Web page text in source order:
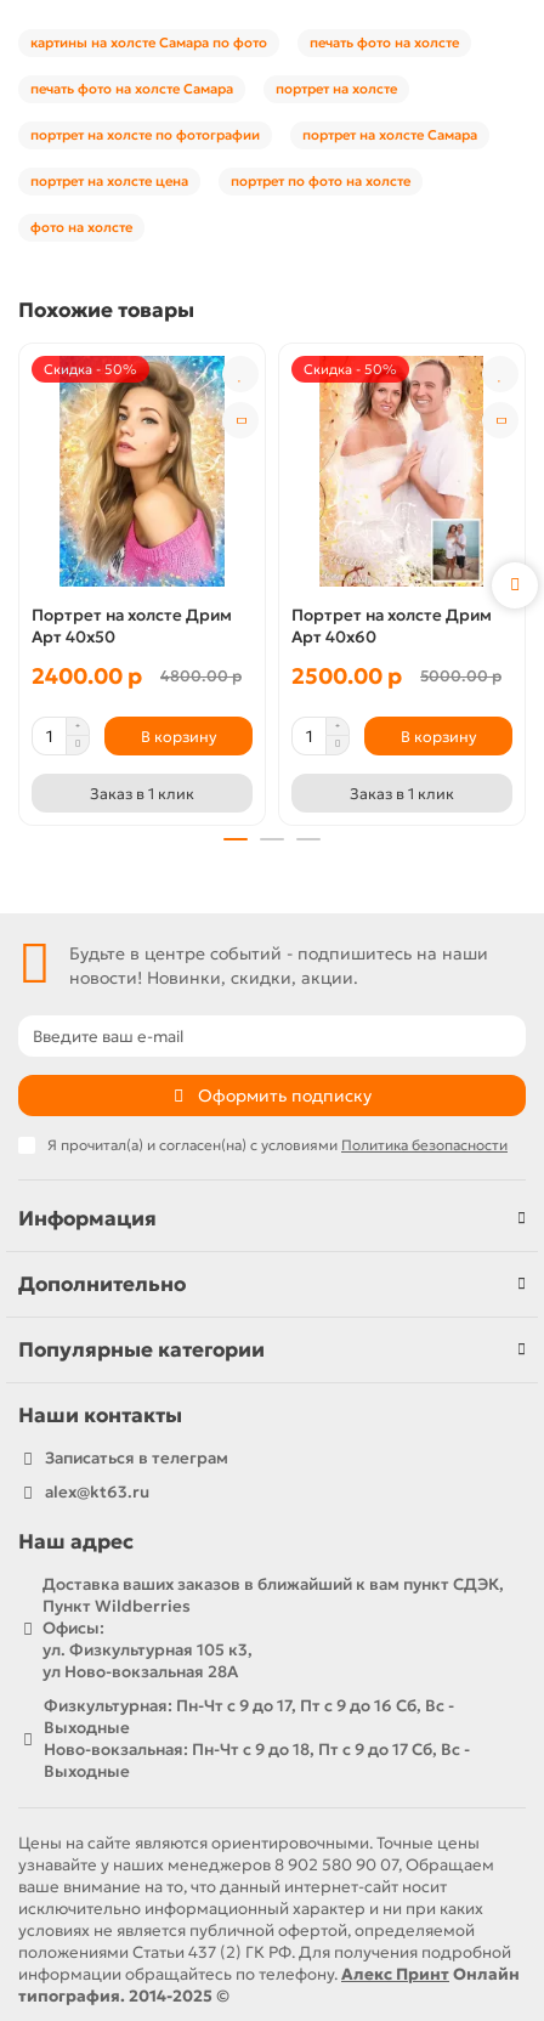
картины на холсте Самара по фото печать фото на холсте
печать фото на холсте Самара портрет на холсте
портрет на холсте по фотографии портрет на холсте Самара
портрет на холсте цена портрет по фото на холсте
фото на холсте
Похожие товары
Скидка - 50%
Портрет на холсте Дрим
Арт 40x50
2400.00 р 4800.00 р
В корзину
Заказ в 1 клик
Скидка - 50%
Портрет на холсте Дрим
Арт 40x60
2500.00 р 5000.00 р
В корзину
Заказ в 1 клик
Будьте в центре событий - подпишитесь на наши
новости! Новинки, скидки, акции.
Оформить подписку
Я прочитал(а) и согласен(на) с условиями Политика безопасности
Информация
Дополнительно
Популярные категории
Наши контакты
Записаться в телеграм
alex@kt63.ru
Наш адрес
Доставка ваших заказов в ближайший к вам пункт СДЭК,
Пункт Wildberries
Офисы:
ул. Физкультурная 105 к3,
ул Ново-вокзальная 28А
Физкультурная: Пн-Чт с 9 до 17, Пт с 9 до 16 Сб, Вс -
Выходные
Ново-вокзальная: Пн-Чт с 9 до 18, Пт с 9 до 17 Сб, Вс -
Выходные
Цены на сайте являются ориентировочными. Точные цены
узнавайте у наших менеджеров 8 902 580 90 07, Обращаем
ваше внимание на то, что данный интернет-сайт носит
исключительно информационный характер и ни при каких
условиях не является публичной офертой, определяемой
положениями Статьи 437 (2) ГК РФ. Для получения подробной
информации обращайтесь по телефону.Алекс ПринтОнлайн
типография. 2014-2025 ©